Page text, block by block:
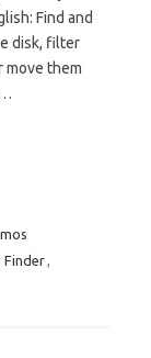
Find and
disk, filter
move them
Finder